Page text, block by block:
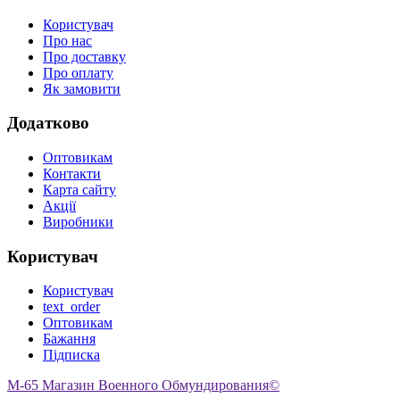
Користувач
Про нас
Про доставку
Про оплату
Як замовити
Додатково
Оптовикам
Контакти
Карта сайту
Акції
Виробники
Користувач
Користувач
text_order
Оптовикам
Бажання
Підписка
M-65 Магазин Военного Обмундирования©